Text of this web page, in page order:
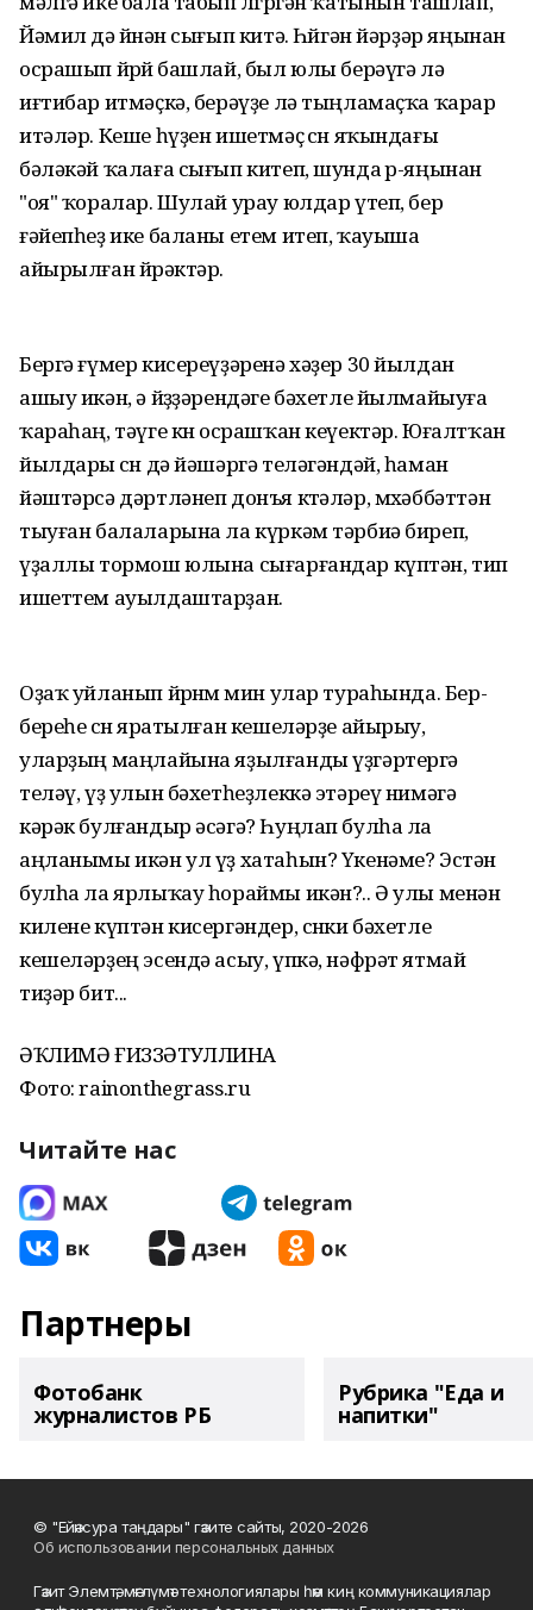
Йәмил дә өйөнән сығып китә. Һөйгән йәрҙәр яңынан
осрашып йөрөй башлай, был юлы берәүгә лә
иғтибар итмәҫкә, берәүҙе лә тыңламаҫҡа ҡарар
итәләр. Кеше һүҙен ишетмәҫ өсөн яҡындағы
бәләкәй ҡалаға сығып китеп, шунда өр-яңынан
"оя" ҡоралар. Шулай урау юлдар үтеп, бер
ғәйепһеҙ ике баланы етем итеп, ҡауыша
айырылған йөрәктәр.
Бергә ғүмер кисереүҙәренә хәҙер 30 йылдан
ашыу икән, ә йөҙҙәрендәге бәхетле йылмайыуға
ҡараһаң, тәүге көн осрашҡан кеүектәр. Юғалтҡан
йылдары өсөн дә йәшәргә теләгәндәй, һаман
йәштәрсә дәртләнеп донъя көтәләр, мөхәббәттән
тыуған балаларына ла күркәм тәрбиә биреп,
үҙаллы тормош юлына сығарғандар күптән, тип
ишеттем ауылдаштарҙан.
Оҙаҡ уйланып йөрөнөм мин улар тураһында. Бер-
береһе өсөн яратылған кешеләрҙе айырыу,
уларҙың маңлайына яҙылғанды үҙгәртергә
теләү, үҙ улын бәхетһеҙлеккә этәреү нимәгә
кәрәк булғандыр әсәгә? Һуңлап булһа ла
аңланымы икән ул үҙ хатаһын? Үкенәме? Эстән
булһа ла ярлыҡау һораймы икән?.. Ә улы менән
килене күптән кисергәндер, сөнки бәхетле
кешеләрҙең эсендә асыу, үпкә, нәфрәт ятмай
тиҙәр бит...
ӘҠЛИМӘ ҒИЗЗӘТУЛЛИНА
Фото: rainonthegrass.ru
Читайте нас
Партнеры
Фотобанк
журналистов РБ
Рубрика "Еда и
напитки"
© "Ейәнсура таңдары" гәзите сайты, 2020-2026
Об использовании персональных данных
Гәзит Элемтә, мәғлүмәт технологиялары һәм киң коммуникациялар